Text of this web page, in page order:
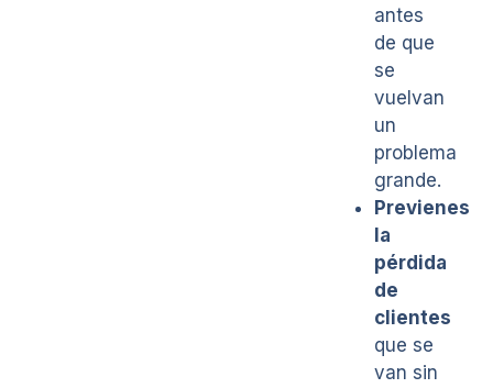
antes
de que
se
vuelvan
un
problema
grande.
Previenes
la
pérdida
de
clientes
que se
van sin